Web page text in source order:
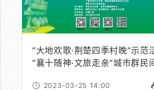
“大地欢歌·荆楚四季村晚”示范
“襄十随神·文旅走亲”城市群民
2023-03-25 14:00